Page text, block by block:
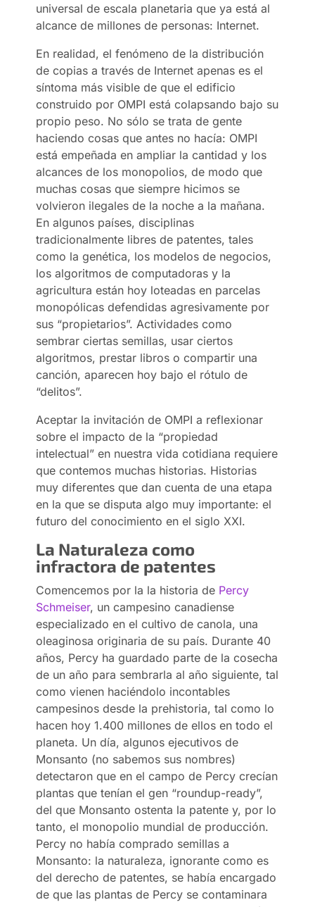
universal de escala planetaria que ya está al
alcance de millones de personas: Internet.
En realidad, el fenómeno de la distribución
de copias a través de Internet apenas es el
síntoma más visible de que el edificio
construido por OMPI está colapsando bajo su
propio peso. No sólo se trata de gente
haciendo cosas que antes no hacía: OMPI
está empeñada en ampliar la cantidad y los
alcances de los monopolios, de modo que
muchas cosas que siempre hicimos se
volvieron ilegales de la noche a la mañana.
En algunos países, disciplinas
tradicionalmente libres de patentes, tales
como la genética, los modelos de negocios,
los algoritmos de computadoras y la
agricultura están hoy loteadas en parcelas
monopólicas defendidas agresivamente por
sus “propietarios”. Actividades como
sembrar ciertas semillas, usar ciertos
algoritmos, prestar libros o compartir una
canción, aparecen hoy bajo el rótulo de
“delitos”.
Aceptar la invitación de OMPI a reflexionar
sobre el impacto de la “propiedad
intelectual” en nuestra vida cotidiana requiere
que contemos muchas historias. Historias
muy diferentes que dan cuenta de una etapa
en la que se disputa algo muy importante: el
futuro del conocimiento en el siglo XXI.
La Naturaleza como
infractora de patentes
Comencemos por la la historia de Percy
Schmeiser, un campesino canadiense
especializado en el cultivo de canola, una
oleaginosa originaria de su país. Durante 40
años, Percy ha guardado parte de la cosecha
de un año para sembrarla al año siguiente, tal
como vienen haciéndolo incontables
campesinos desde la prehistoria, tal como lo
hacen hoy 1.400 millones de ellos en todo el
planeta. Un día, algunos ejecutivos de
Monsanto (no sabemos sus nombres)
detectaron que en el campo de Percy crecían
plantas que tenían el gen “roundup-ready”,
del que Monsanto ostenta la patente y, por lo
tanto, el monopolio mundial de producción.
Percy no había comprado semillas a
Monsanto: la naturaleza, ignorante como es
del derecho de patentes, se había encargado
de que las plantas de Percy se contaminara